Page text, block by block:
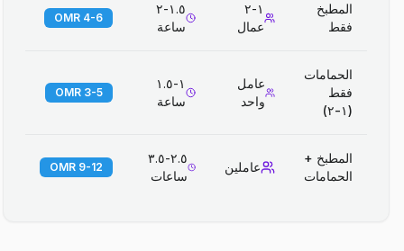
المطبخ
فقط
١-٢
عمال
١.٥-٢
ساعة
4-6 OMR
الحمامات
فقط
(١-٢)
عامل
واحد
١-١.٥
ساعة
3-5 OMR
المطبخ +
الحمامات
عاملين
٢.٥-٣.٥
ساعات
9-12 OMR